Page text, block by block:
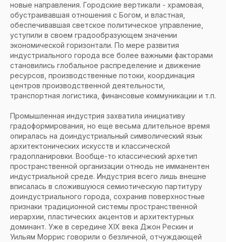
новые направления. Городские вертикали - храмовая,
обустраивавшая отношения с Богом, и властная,
обеспечивавшая светское политическое управление,
уступили в своем градообразующем значении
экономической горизонтали. По мере развития
индустриального города все более важными факторами
становились глобальное распределение и движение
ресурсов, производственные потоки, координация
центров производственной деятельности,
транспортная логистика, финансовые коммуникации и т.п.
Промышленная индустрия захватила инициативу
градоформирования, но еще весьма длительное время
опиралась на доиндустриальный символический язык
архитектонических искусств и классической
градопланировки. Вообще-то классический архетип
пространственной организации отнюдь не имманентен
индустриальной среде. Индустрия всего лишь внешне
вписалась в сложившуюся семиотическую партитуру
доиндустриального города, сохранив поверхностные
признаки традиционной системы пространственной
иерархии, пластических акцентов и архитектурных
доминант. Уже в середине XIX века Джон Рескин и
Уильям Моррис говорили о безличной, отчуждающей